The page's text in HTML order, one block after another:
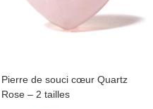
Pierre de souci cœur Quartz
Rose – 2 tailles
page